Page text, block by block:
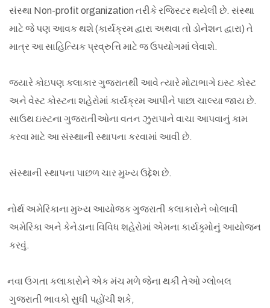
સંસ્થા Non-profit organization તરીકે રજિસ્ટર થયેલી છે. સંસ્થા
માટે જે પણ આવક થશે (કાર્યક્રમ દ્વારા અથવા તો ડોનેશન દ્વારા) તે
માત્ર આ સાહિત્યિક પ્રવ્રુત્તિમાટે જ ઉપયોગમાં લેવાશે.
જ્યારે કોઇપણ કલાકાર ગુજરાતથી આવે ત્યારે મોટાભાગે ઇસ્ટ કોસ્ટ
અને વેસ્ટ કોસ્ટના શહેરોમાં કાર્યક્રમ આપીને પાછા ચાલ્યા જાયછે.
સાઉથ ઇસ્ટના ગુજરાતીઓના વતન ઝુરાપાને વાચા આપવાનું કામ
કરવા માટે આ સંસ્થાની સ્થાપના કરવામાં આવી છે.
સંસ્થાની સ્થાપના પાછળચાર મુખ્યઉદ્દેશ છે.
નોર્થ અમેરિકાના મુખ્ય આયોજક ગુજરાતી કલાકારોને બોલાવી
અમેરિકા અને કેનેડાના વિવિધ શહેરોમાં એમના કાર્યક્ર્મોનું આયોજન
કરવું.
નવા ઉગતા કલાકારોને એક મંચ મળે જેના થકી તેઓ ગ્લોબલ
ગુજરાતી ભાવકો સુધી પહોંચી શકે,